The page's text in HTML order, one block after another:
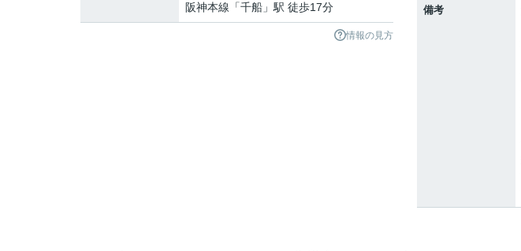
阪神本線 「千船 」駅 徒歩17分
情報の見方
備考